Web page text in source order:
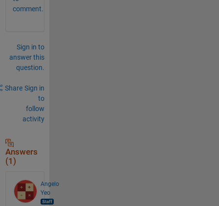
comment.
Sign in to
answer this
question.
Share Sign in
to
follow
activity
Answers
(1)
Angelo
Yeo